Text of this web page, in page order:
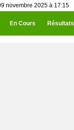
novembre 2025 à 17:15
En Cours Résultats